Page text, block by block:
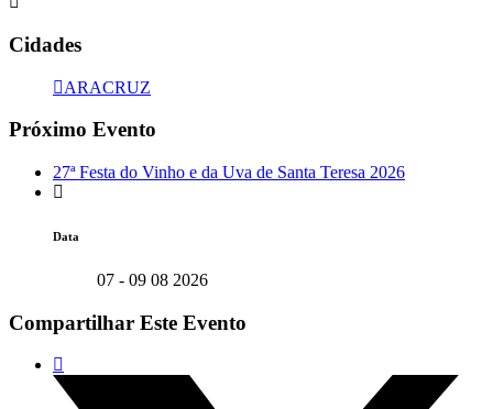
Cidades
ARACRUZ
Próximo Evento
27ª Festa do Vinho e da Uva de Santa Teresa 2026
Data
07 - 09 08 2026
Compartilhar Este Evento